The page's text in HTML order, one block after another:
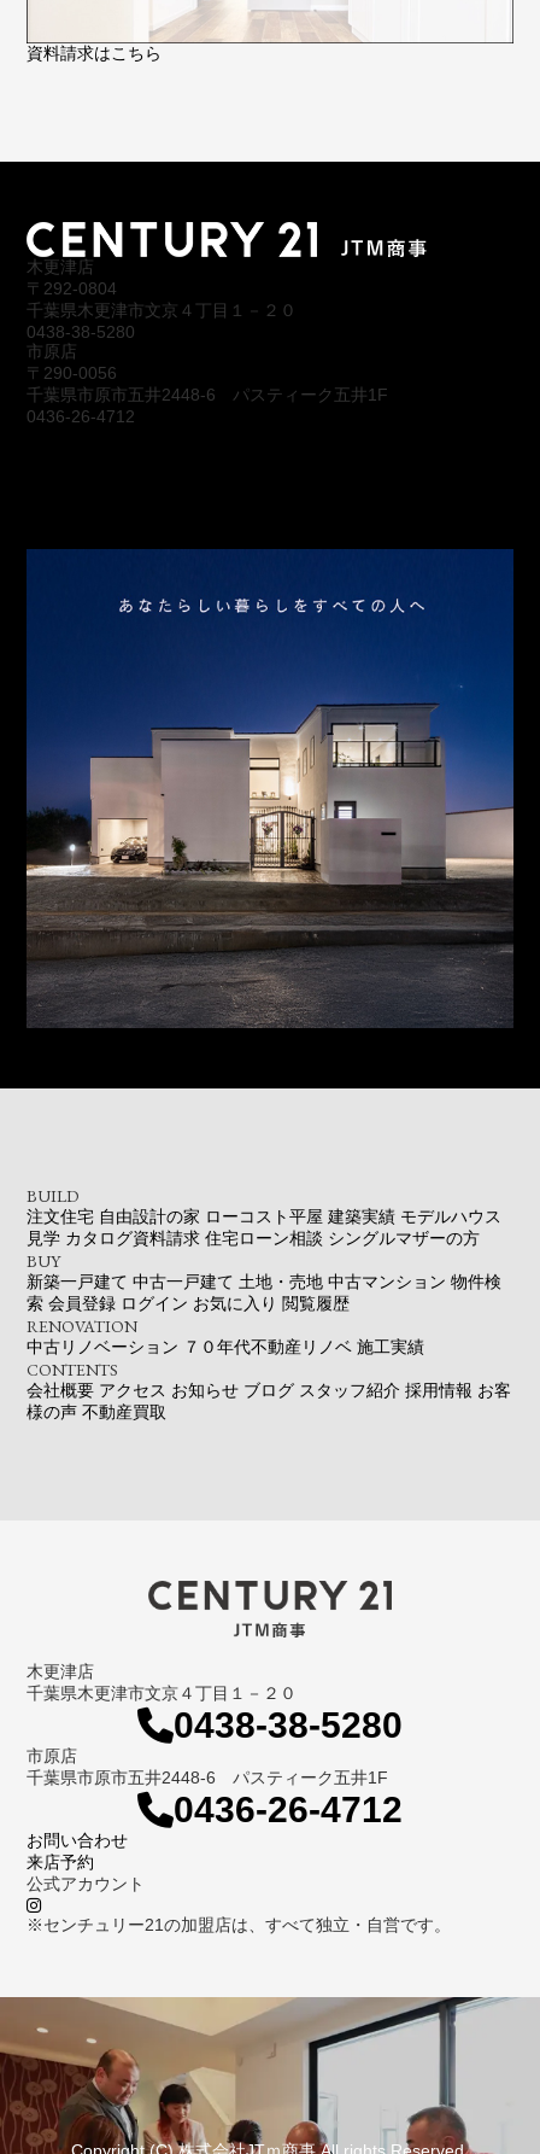
資料請求はこちら
木更津店
〒292-0804
千葉県木更津市文京４丁目１－２０
0438-38-5280
市原店
〒290-0056
千葉県市原市五井2448-6 パスティーク五井1F
0436-26-4712
BUILD
注文住宅 自由設計の家 ローコスト平屋 建築実績 モデルハウス
見学 カタログ資料請求 住宅ローン相談 シングルマザーの方
BUY
新築一戸建て 中古一戸建て 土地・売地 中古マンション 物件検
索 会員登録 ログイン お気に入り 閲覧履歴
RENOVATION
中古リノベーション ７０年代不動産リノベ 施工実績
CONTENTS
会社概要 アクセス お知らせ ブログ スタッフ紹介 採用情報 お客
様の声 不動産買取
木更津店
千葉県木更津市文京４丁目１－２０
0438-38-5280
市原店
千葉県市原市五井2448-6 パスティーク五井1F
0436-26-4712
お問い合わせ
来店予約
公式アカウント
※センチュリー21の加盟店は、すべて独立・自営です。